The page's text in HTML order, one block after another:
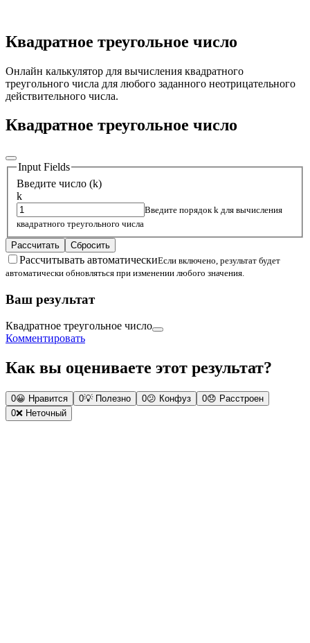
Квадратное треугольное число
Онлайн калькулятор для вычисления квадратного
треугольного числа для любого заданного неотрицательного
действительного числа.
Квадратное треугольное число
Input Fields
Введите число (k)
k
Введите порядок k для вычисления
квадратного треугольного числа
Рассчитать Сбросить
Рассчитывать автоматическиЕсли включено, результат будет
автоматически обновляться при изменении любого значения.
Ваш результат
Квадратное треугольное число
Комментировать
Как вы оцениваете этот результат?
0😀 Нравится 0💡 Полезно 0😕 Конфуз 0😞 Расстроен
0❌ Неточный